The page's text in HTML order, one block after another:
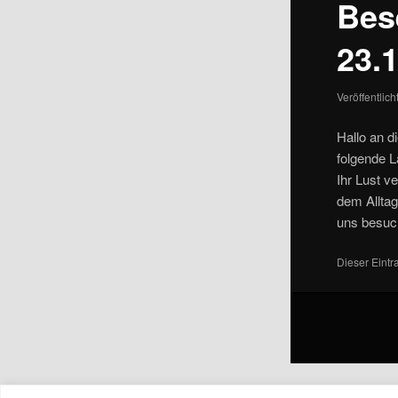
Hallo an
folgende
Ihr Lust
dem
uns
Dieser